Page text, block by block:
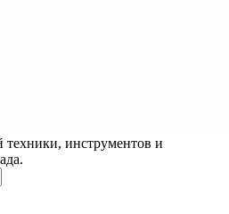
техники, инструментов и